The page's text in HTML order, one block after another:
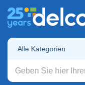
Alle Kategorien